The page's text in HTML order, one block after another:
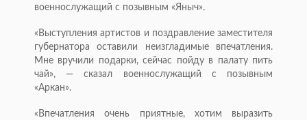
военнослужащий с позывным «Яныч».
«Выступления артистов и поздравление заместителя
губернатора оставили неизгладимые впечатления.
Мне вручили подарки, сейчас пойду в палату пить
чай», — сказал военнослужащий с позывным
«Аркан».
«Впечатления очень приятные, хотим выразить